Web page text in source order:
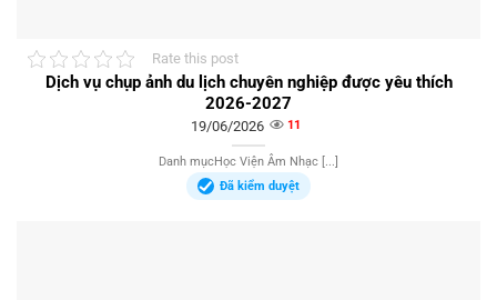
Rate this post
Dịch vụ chụp ảnh du lịch chuyên nghiệp được yêu thích
2026-2027
19/06/2026 11
Danh mụcHọc Viện Âm Nhạc [...]
Đã kiểm duyệt